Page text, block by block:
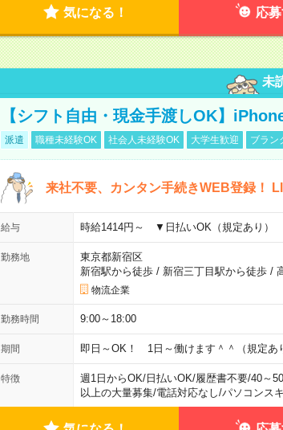
気になる！ 応
未
【シフト自由・現金手渡しOK】
派遣 職種未経験OK 社会人未経験OK 大学生歓迎 ブラン
来社不要、カンタン手続きWEB登録！
給与 時給1414円～ ▼日払いOK（規定あり
勤務地
東京都新宿区
新宿駅から徒歩/ 新宿三丁目駅から徒歩/
物流企業
勤務時間 9:00～18:00
期間 即日～OK！ 1日～働けます＾＾（規定あ
特徴 週1日からOK/日払いOK/履歴書不要/40～
以上の大量募集/電話対応なし/パソコンス